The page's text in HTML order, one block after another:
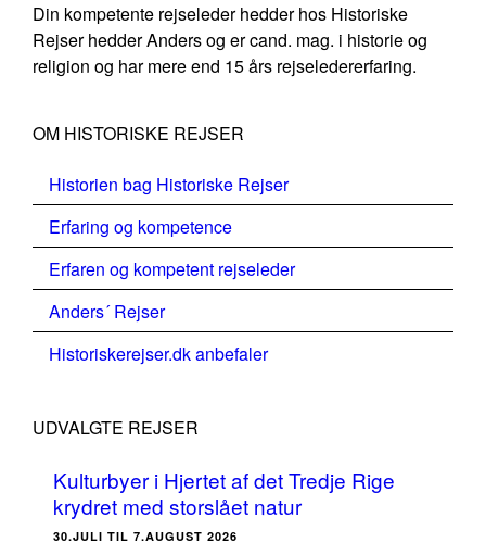
Din kompetente rejseleder hedder hos Historiske
Rejser hedder Anders og er cand. mag. i historie og
religion og har mere end 15 års rejseledererfaring.
OM HISTORISKE REJSER
Historien bag Historiske Rejser
Erfaring og kompetence
Erfaren og kompetent rejseleder
Anders´ Rejser
Historiskerejser.dk anbefaler
UDVALGTE REJSER
Kulturbyer i Hjertet af det Tredje Rige
krydret med storslået natur
30.JULI TIL 7.AUGUST 2026